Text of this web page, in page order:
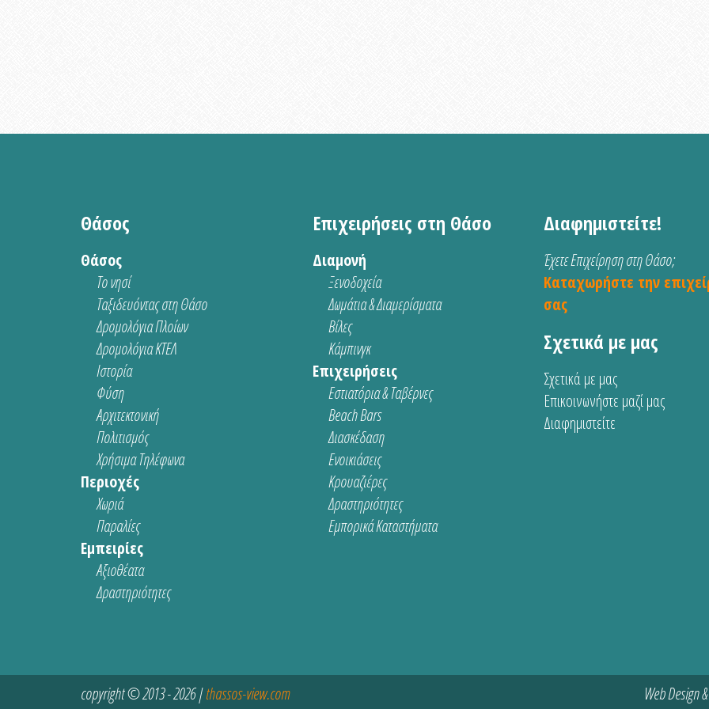
Θάσος
Θάσος
Το νησί
Ταξιδευόντας στη Θάσο
Δρομολόγια Πλοίων
Δρομολόγια ΚΤΕΛ
Ιστορία
Φύση
Αρχιτεκτονική
Πολιτισμός
Χρήσιμα Τηλέφωνα
Περιοχές
Χωριά
Παραλίες
Εμπειρίες
Αξιοθέατα
Δραστηριότητες
Επιχειρήσεις στη Θάσο
Διαμονή
Ξενοδοχεία
Δωμάτια & Διαμερίσματα
Βίλες
Κάμπινγκ
Επιχειρήσεις
Εστιατόρια & Ταβέρνες
Beach Bars
Διασκέδαση
Ενοικιάσεις
Κρουαζιέρες
Δραστηριότητες
Εμπορικά Καταστήματα
Διαφημιστείτε!
Έχετε Επιχείρηση στη Θάσο;
Καταχωρήστε την
σας
Σχετικά με μας
Σχετικά με μας
Επικοινωνήστε μαζί μας
Διαφημιστείτε
copyright © 2013 - 2026 |thassos-view.com Web Design